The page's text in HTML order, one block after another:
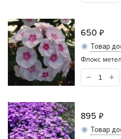
650
Товар
Флокс
895
Товар